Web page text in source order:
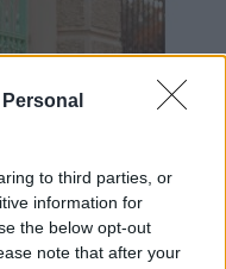
to third parties, or
information for
the below opt-out
note that after your